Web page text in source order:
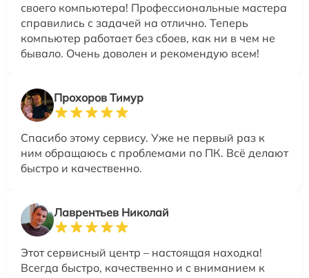
своего компьютера! Профессиональные мастера
справились с задачей на отлично. Теперь
компьютер работает без сбоев, как ни в чем не
бывало. Очень доволен и рекомендую всем!
Прохоров Тимур
Спасибо этому сервису. Уже не первый раз к
ним обращаюсь с проблемами по ПК. Всё делают
быстро и качественно.
Лаврентьев Николай
Этот сервисный центр – настоящая находка!
Всегда быстро, качественно и с вниманием к